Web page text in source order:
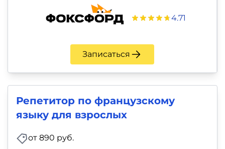
4.71
Записаться
Репетитор по французскому
языку для взрослых
от 890 руб.